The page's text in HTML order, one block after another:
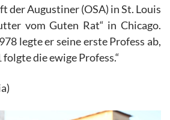
der Augustiner (OSA) in St. Louis
vom Guten Rat“ in Chicago.
legte er seine erste Profess ab,
die ewige Profess.“